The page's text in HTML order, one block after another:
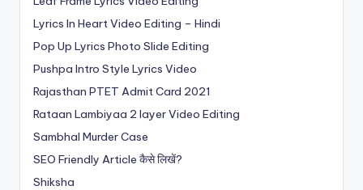
Lyrics In Heart Video Editing – Hindi
Pop Up Lyrics Photo Slide Editing
Pushpa Intro Style Lyrics Video
Rajasthan PTET Admit Card 2021
Rataan Lambiyaa 2 layer Video Editing
Sambhal Murder Case
SEO Friendly Article कैसे लिखें?
Shiksha